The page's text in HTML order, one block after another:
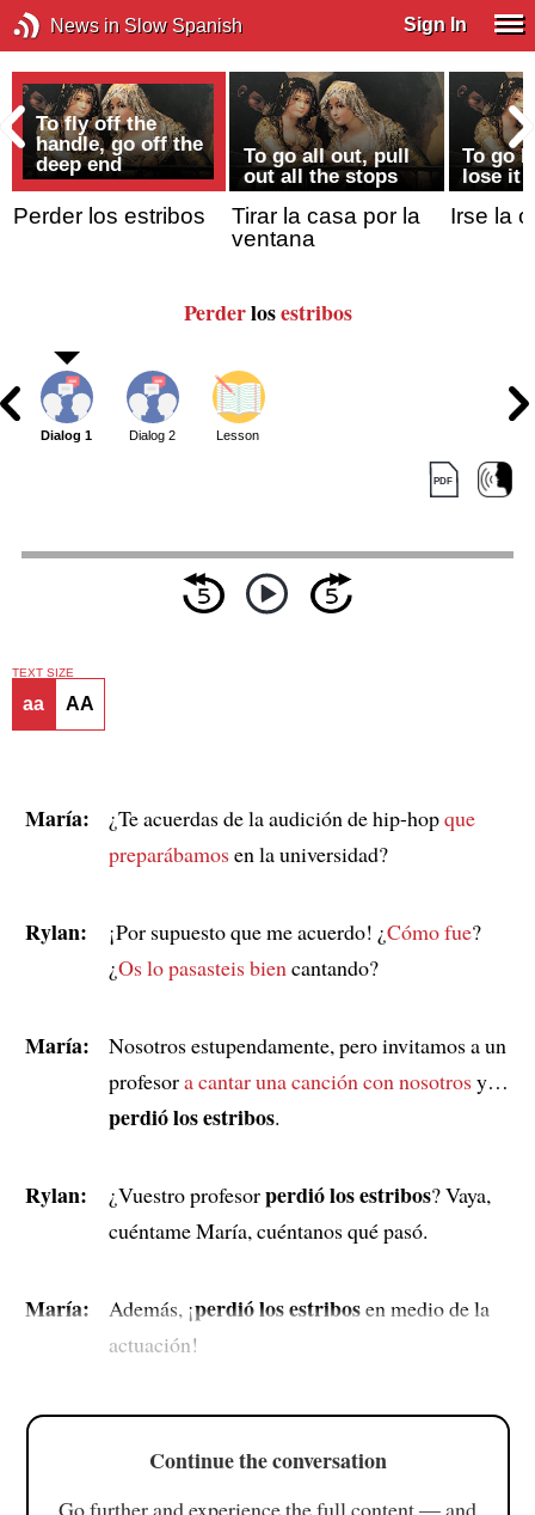
News in Slow Spanish Sign In
To fly off the
handle, go off the
deep end
Perder los estribos
To go all out, pull
out all the stops
Tirar la casa por la
ventana
To go
lose it
Irse la
Perderlosestribos
Dialog 1 Dialog 2 Lesson
TEXT SIZE
aa AA
María: ¿Te acuerdas de la audición de hip-hopque
preparábamosen la universidad?
Rylan: ¡Por supuesto que me acuerdo! ¿Cómo fue?
¿Os lo pasasteis bien cantando?
María:
Nosotros estupendamente, pero invitamos a un
profesora cantar una canción con nosotrosy…
perdió los estribos.
Rylan: ¿Vuestro profesorperdió los estribos? Vaya,
cuéntame María, cuéntanos qué pasó.
María: Además, ¡perdió los estribosen medio de la
actuación!
Continue the conversation
Go further and experience the full content — and